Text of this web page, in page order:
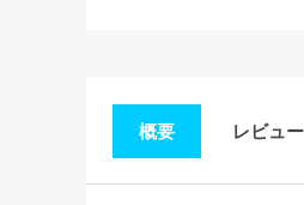
概要 レビュー